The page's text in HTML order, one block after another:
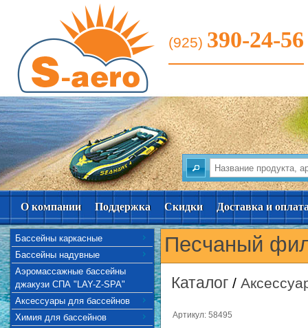
(925) 390-24-56
О компании Поддержка Скидки Доставка и
Бассейны каркасные
Бассейны надувные
Аэромассажные бассейны
джакузи СПА "LAY-Z-SPA"
Аксессуары для бассейнов
Химия для бассейнов
Песчаный
Каталог /
Артикул: 58495